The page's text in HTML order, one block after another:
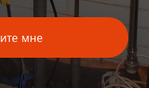
мне